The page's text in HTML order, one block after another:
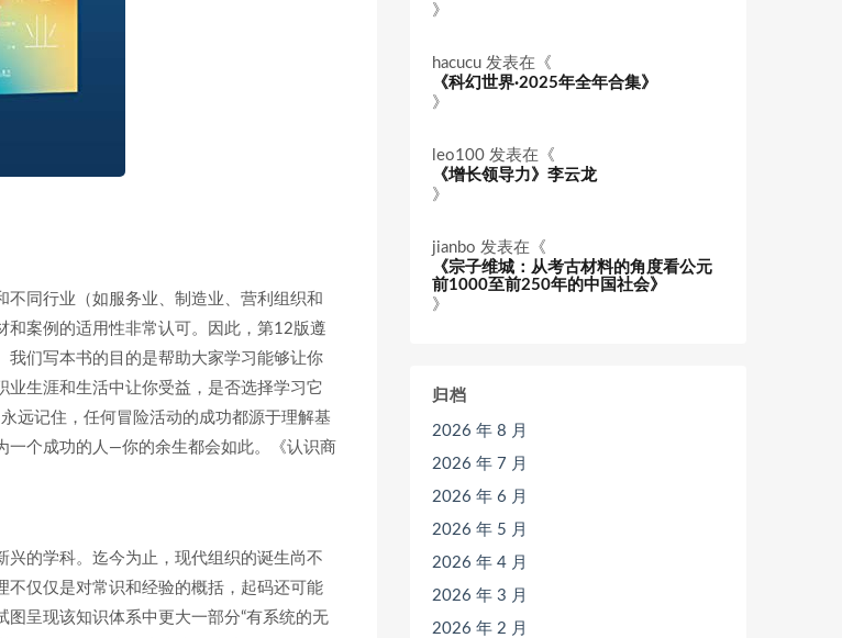
不同行业（如服务业、制造业、营利组织和
和案例的适用性非常认可。因此，第12版遵
们写本书的目的是帮助大家学习能够让你
生涯和生活中让你受益，是否选择学习它
远记住，任何冒险活动的成功都源于理解基
一个成功的人—你的余生都会如此。《认识商
的学科。迄今为止，现代组织的诞生尚不
不仅仅是对常识和经验的概括，起码还可能
呈现该知识体系中更大一部分“有系统的无
》
hacucu 发表在《
《科幻世界·2025年全年合集》
》
leo100 发表在《
《增长领导力》李云龙
》
jianbo 发表在《
《宗子维城：从考古材料的角度看公元
前1000至前250年的中国社会》
》
归档
2026 年 8 月
2026 年 7 月
2026 年 6 月
2026 年 5 月
2026 年 4 月
2026 年 3 月
2026 年 2 月